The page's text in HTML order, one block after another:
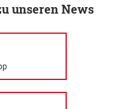
unseren News